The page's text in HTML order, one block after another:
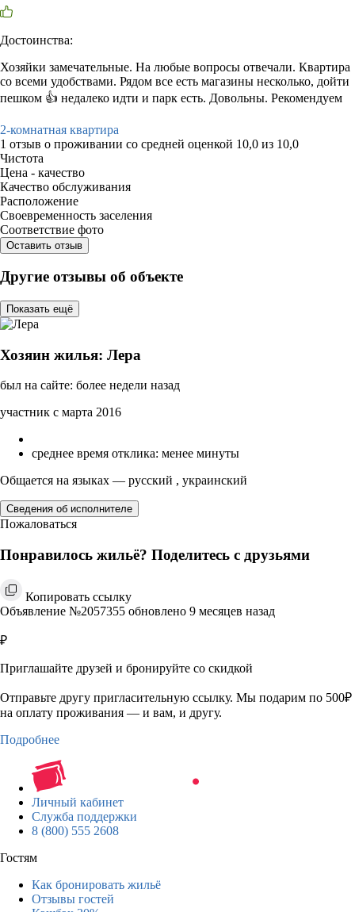
Достоинства:
Хозяйки замечательные. На любые вопросы отвечали. Квартира
со всеми удобствами. Рядом все есть магазины несколько, дойти
пешком 👍 недалеко идти и парк есть. Довольны. Рекомендуем
2-комнатная квартира
1 отзыв о проживании со средней оценкой 10,0 из 10,0
Чистота
Цена - качество
Качество обслуживания
Расположение
Своевременность заселения
Соответствие фото
Оставить отзыв
Другие отзывы об объекте
Показать ещё
Хозяин жилья: Лера
был на сайте: более недели назад
участник с марта 2016
среднее время отклика: менее минуты
Общается на языках — русский , украинский
Сведения об исполнителе
Пожаловаться
Понравилось жильё? Поделитесь с друзьями
Копировать ссылку
Объявление №2057355 обновлено 9 месяцев назад
₽
Приглашайте друзей и бронируйте со скидкой
Отправьте другу пригласительную ссылку. Мы подарим по 500₽
на оплату проживания — и вам, и другу.
Подробнее
Личный кабинет
Служба поддержки
8 (800) 555 2608
Гостям
Как бронировать жильё
Отзывы гостей